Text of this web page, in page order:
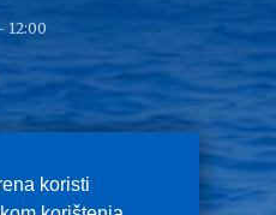
koristi
12:00